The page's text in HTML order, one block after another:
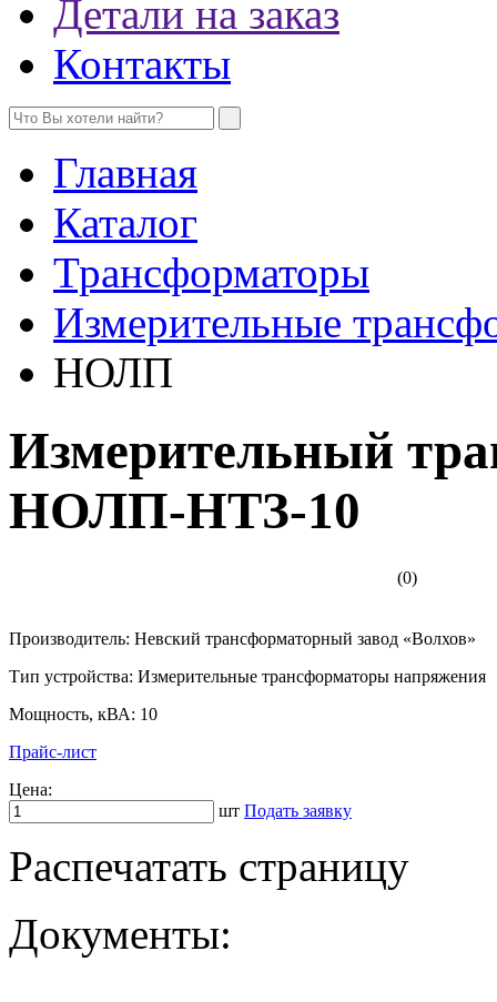
Детали на заказ
Контакты
Главная
Каталог
Трансформаторы
Измерительные
НОЛП
Измерительный
НОЛП-НТЗ-10
(0)
Производитель: Невский трансформаторный завод «Волхов»
Тип устройства: Измерительные трансформаторы напряжения
Мощность, кВА: 10
Прайс-лист
Цена:
шт Подать заявку
Распечатать страницу
Документы: